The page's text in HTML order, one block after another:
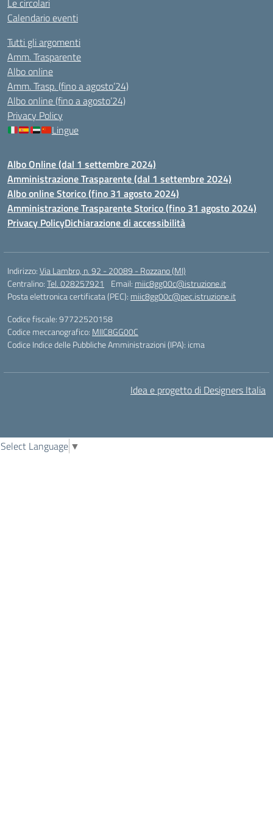
Le circolari
Calendario eventi
Tutti gli argomenti
Amm. Trasparente
Albo online
Amm. Trasp. (fino a agosto’24)
Albo online (fino a agosto’24)
Privacy Policy
Lingue
Albo Online (dal 1 settembre 2024)
Amministrazione Trasparente (dal 1 settembre 2024)
Albo online Storico (fino 31 agosto 2024)
Amministrazione Trasparente Storico (fino 31 agosto 2024)
Privacy PolicyDichiarazione di accessibilità
Indirizzo:Via Lambro, n. 92 - 20089 - Rozzano (MI)
Centralino:Tel. 028257921 Email: miic8gg00c@istruzione.it
Posta elettronica certificata (PEC): miic8gg00c@pec.istruzione.it
Codice fiscale: 97722520158
Codice meccanografico: MIIC8GG00C
Codice Indice delle Pubbliche Amministrazioni (IPA): icma
Idea e progetto di Designers Italia
Select Language ▼